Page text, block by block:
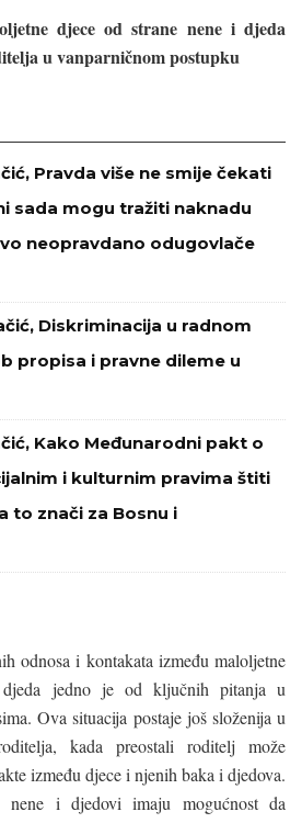
djece od strane nene i djeda
u vanparničnom postupku
Pravda više ne smije čekati
sada mogu tražiti naknadu
neopravdano odugovlače
Diskriminacija u radnom
propisa i pravne dileme u
Kako Međunarodni pakt o
i kulturnim pravima štiti
to znači za Bosnu i
odnosa i kontakata između maloljetne
jedno je od ključnih pitanja u
Ova situacija postaje još složenija u
kada preostali roditelj može
između djece i njenih baka i djedova.
nene i djedovi imaju mogućnost da